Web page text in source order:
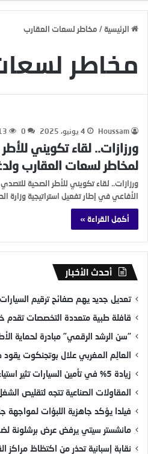
الرئيسية/ مخاطر لسعات العقارب
مخاطر
Houssam 4 يونيو، 2025 0
ورزازات.. لقاء تكويني
لمخاطر لسعات العقارب
ورزازات.. لقاء تكويني للأطر الصحية
الأفاعي في إطار تفعيل استراتيجية وزارة
أكمل القراءة »
أحدث الأخبار
تعديل جديد يهم صفائح ترقيم
قافلة طبية متعددة التخصصات تقدم
“سن الرشد الرقمي” مبادرة لحماية
العالِم المغربي علال بوتجنكوت
زيادة 5% في تأمين السيارات تثير استياء المواطنين بالمغرب
المقاولات الصناعية تتجه لتقليص
فيلدا يؤكد جاهزية اللبؤات لمواجهة
مانشستر سيتي يرفض عرض برشلونة
نقابة إسبانية تحذر من اكتظاظ مراكز